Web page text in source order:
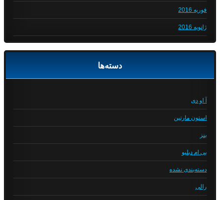
فوریه 2016
ژانویه 2016
دسته‌ها
آ او دی
استون مارتین
بنز
بی ام دبلیو
دسته‌بندی نشده
رالی